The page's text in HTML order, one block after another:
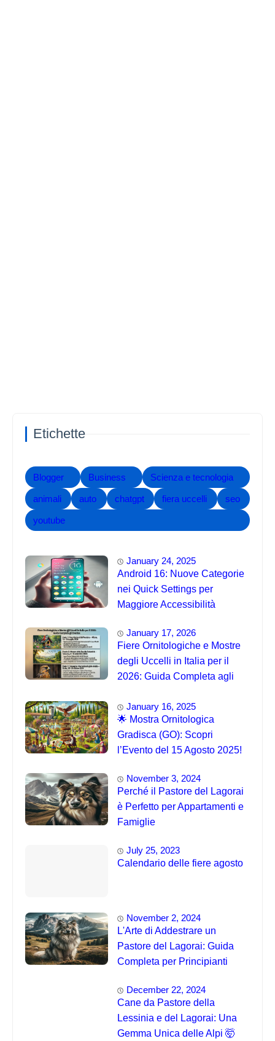
Etichette
Blogger Business Scienza e tecnologia
animali auto chatgpt fiera uccelli seo
youtube
January 24, 2025
Android 16: Nuove Categorie
nei Quick Settings per
Maggiore Accessibilità
January 17, 2026
Fiere Ornitologiche e Mostre
degli Uccelli in Italia per il
2026: Guida Completa agli
January 16, 2025
🌟 Mostra Ornitologica
Gradisca (GO): Scopri
l’Evento del 15 Agosto 2025!
November 3, 2024
Perché il Pastore del Lagorai
è Perfetto per Appartamenti e
Famiglie
July 25, 2023
Calendario delle fiere agosto
November 2, 2024
L'Arte di Addestrare un
Pastore del Lagorai: Guida
Completa per Principianti
December 22, 2024
Cane da Pastore della
Lessinia e del Lagorai: Una
Gemma Unica delle Alpi 🤯